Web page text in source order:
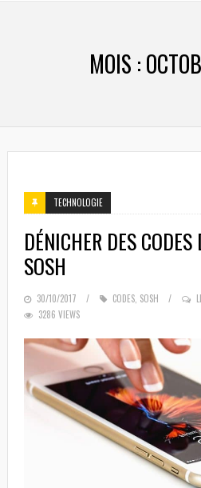
MOIS :
TECHNOLOGIE
DÉNICHER DES
SOSH
POSTED
ON
30/10/2017 CODES, SOSH
3286 VIEWS